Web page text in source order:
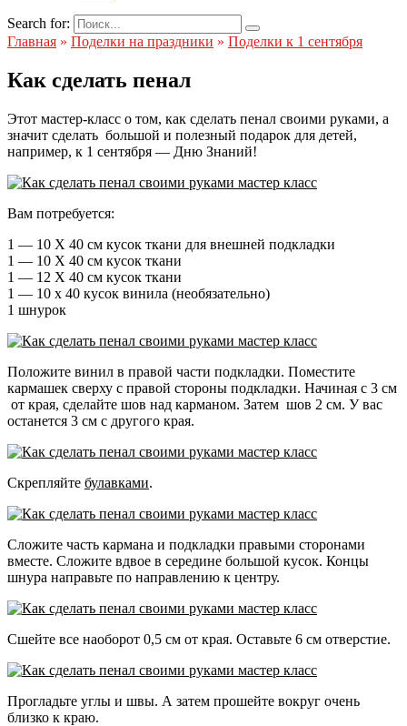
Search for:
Главная » Поделки на праздники » Поделки к 1 сентября
Как сделать пенал
Этот мастер-класс о том, как сделать пенал своими руками, а
значит сделать большой и полезный подарок для детей,
например, к 1 сентября — Дню Знаний!
Вам потребуется:
1 — 10 Х 40 см кусок ткани для внешней подкладки
1 — 10 Х 40 см кусок ткани
1 — 12 Х 40 см кусок ткани
1 — 10 х 40 кусок винила (необязательно)
1 шнурок
Положите винил в правой части подкладки. Поместите
кармашек сверху с правой стороны подкладки. Начиная с 3 см
от края, сделайте шов над карманом. Затем шов 2 см. У вас
останется 3 см с другого края.
Скрепляйте булавками.
Сложите часть кармана и подкладки правыми сторонами
вместе. Сложите вдвое в середине большой кусок. Концы
шнура направьте по направлению к центру.
Сшейте все наоборот 0,5 см от края. Оставьте 6 см отверстие.
Прогладьте углы и швы. А затем прошейте вокруг очень
близко к краю.